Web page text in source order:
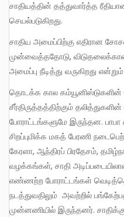
சாதியத்தின் தத்துவார்த்த
செயல்படுகிறது.
சாதிய அமைப்பிற்கு எதிரான சோசலிச கண்ணோட்டத்தை
முன்வைத்ததோடு,
அமைப்பு நீடித்து வருகிறது என்றும்
தொடக்க கால கம்யூனிஸ்டுகளின் வேலைகளில் பெரும்பாலானவை சமூக
சீர்திருத்தத்திற்கும் தலித்துகளின்
போராட்டங்களுமே இருந்தன.
சிறப்புமிக்க மகத் பேரணி
கேரளா, ஆந்திரப் பிரதேசம்,
வழக்கங்கள், சாதி
எண்ணற்ற போராட்டங்கள்
நடத்துவதிலும் அவற்றில்
முன்னணியில் இருந்தனர்.